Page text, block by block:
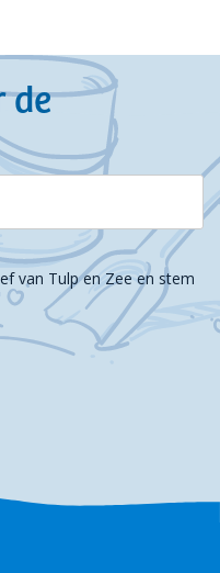
de
van Tulp en Zee en stem